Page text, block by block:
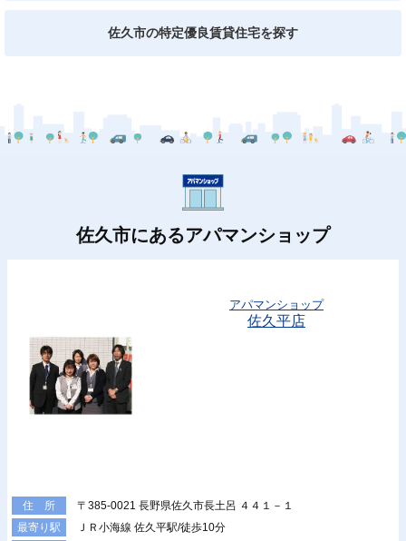
佐久市の特定優良賃貸住宅を探す
佐久市にあるアパマンショップ
アパマンショップ
佐久平店
住 所
〒385-0021 長野県佐久市長土呂 ４４１－１
最寄り駅
ＪＲ小海線 佐久平駅/徒歩10分